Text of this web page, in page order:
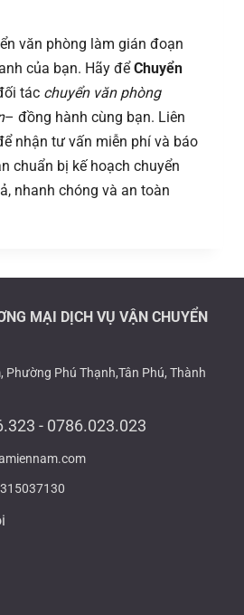
văn phòng làm gián đoạn
của bạn. Hãy đểChuyển
tác chuyển văn phòng
– đồng hành cùng bạn. Liên
nhận tư vấn miễn phí và báo
chuẩn bị kế hoạch chuyển
nhanh chóng và an toàn
MẠI DỊCH VỤ VẬN CHUYỂN
Phường Phú Thạnh,Tân Phú, Thành
- 0786.023.023